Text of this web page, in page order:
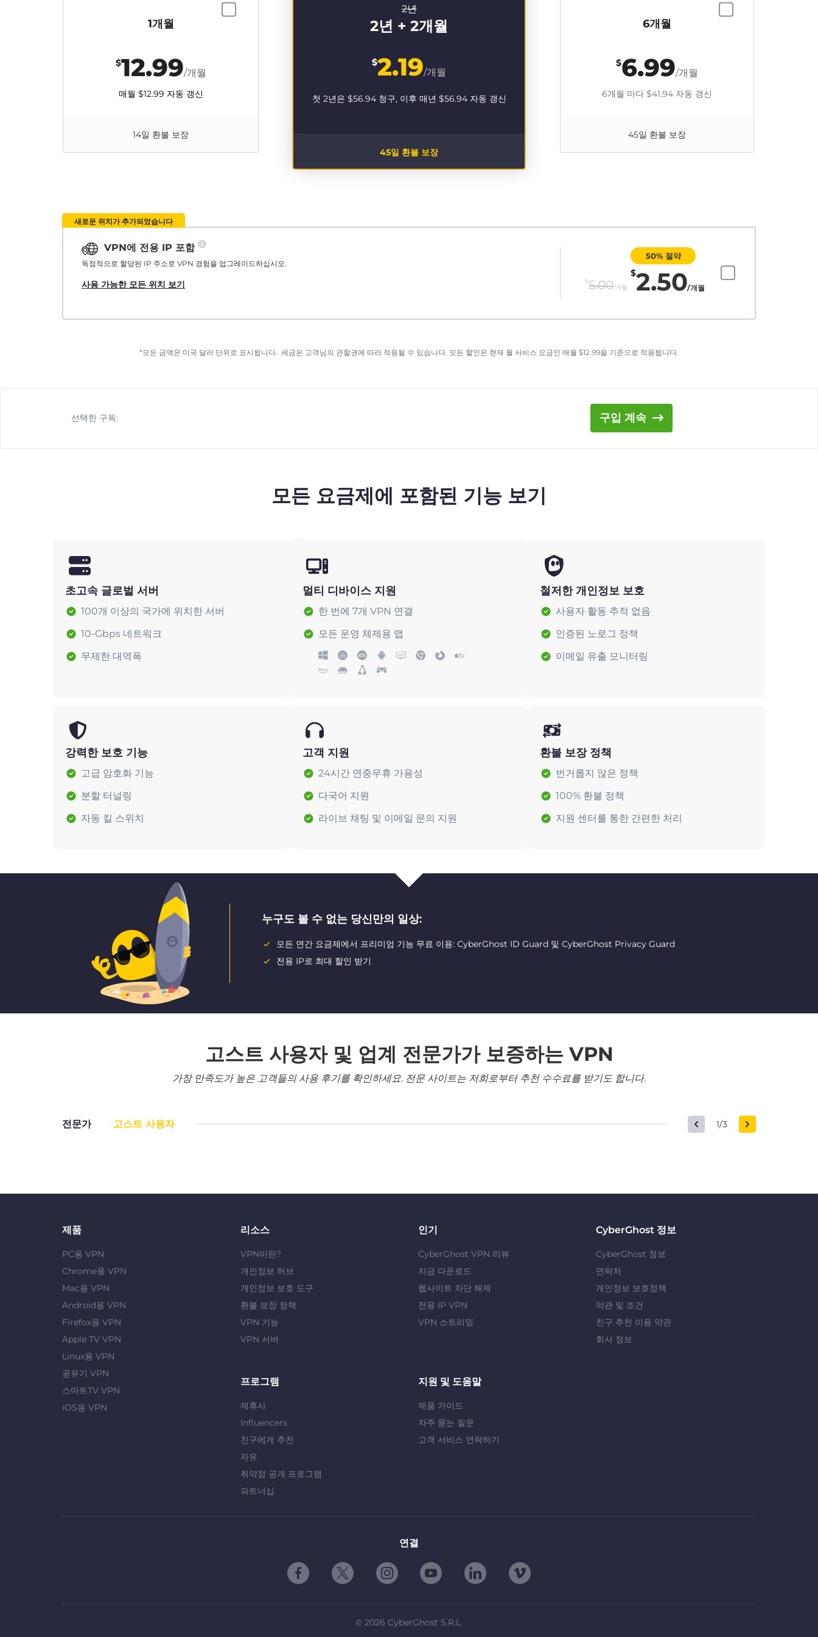
2년
2년 + 2개월
$2.19/개월
첫 2년은 $56.94청구, 이후 매년 $56.94자동 갱신
45일 환불 보장
6개월
$6.99/개월
6개월 마다 $41.94자동 갱신
45일 환불 보장
1개월
$12.99/개월
매월 $12.99 자동 갱신
14일 환불 보장
새로운 위치가 추가되었습니다
VPN에 전용 IP 포함
독점적으로 할당된 IP 주소로 VPN 경험을 업그레이드하십시오.
사용 가능한 모든 위치 보기 $5.00/개월
50% 절약
$2.50/개월
*모든 금액은 미국 달러 단위로 표시됩니다.. 세금은 고객님의 관할권에 따라 적용될 수 있습니다. 모든 할인은 현재 월 서비스 요금인 매월 $12.99을 기준으로 적용됩니다.
선택한 구독: 구입 계속
모든 요금제에 포함된 기능 보기
초고속 글로벌 서버
100개 이상의 국가에 위치한 서버
10-Gbps 네트워크
무제한 대역폭
멀티 디바이스 지원
한 번에 7개 VPN 연결
모든 운영 체제용 앱
철저한 개인정보 보호
사용자 활동 추적 없음
인증된 노로그 정책
이메일 유출 모니터링
강력한 보호 기능
고급 암호화 기능
분할 터널링
자동 킬 스위치
고객 지원
24시간 연중무휴 가용성
다국어 지원
라이브 채팅 및 이메일 문의 지원
환불 보장 정책
번거롭지 않은 정책
100% 환불 정책
지원 센터를 통한 간편한 처리
누구도 볼 수 없는 당신만의 일상:
모든 연간 요금제에서 프리미엄 기능 무료 이용: CyberGhost ID Guard 및 CyberGhost Privacy Guard
전용 IP로 최대 할인 받기
고스트 사용자 및 업계 전문가가 보증하는 VPN
가장 만족도가 높은 고객들의 사용 후기를 확인하세요. 전문 사이트는 저희로부터 추천 수수료를 받기도 합니다.
전문가 고스트 사용자 1/3
제품
PC용 VPN
Chrome용 VPN
Mac용 VPN
Android용 VPN
Firefox용 VPN
Apple TV VPN
Linux용 VPN
공유기 VPN
스마트TV VPN
iOS용 VPN
리소스
VPN이란?
개인정보 허브
개인정보 보호 도구
환불 보장 정책
VPN 기능
VPN 서버
인기
CyberGhost VPN 리뷰
지금 다운로드
웹사이트 차단 해제
전용 IP VPN
VPN 스트리밍
CyberGhost 정보
CyberGhost 정보
연락처
개인정보 보호정책
약관 및 조건
친구 추천 이용 약관
회사 정보
프로그램
제휴사
Influencers
친구에게 추천
자유
취약점 공개 프로그램
파트너십
지원 및 도움말
제품 가이드
자주 묻는 질문
고객 서비스 연락하기
연결
© 2026 CyberGhost S.R.L.